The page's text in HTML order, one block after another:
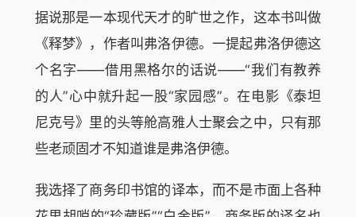
据说那是一本现代天才的旷世之作，这本书叫做
《释梦》，作者叫弗洛伊德。一提起弗洛伊德这
个名字——借用黑格尔的话说——“我们有教养
的人”心中就升起一股“家园感”。在电影《泰坦
尼克号》里的头等舱高雅人士聚会之中，只有那
些老顽固才不知道谁是弗洛伊德。
我选择了商务印书馆的译本，而不是市面上各种